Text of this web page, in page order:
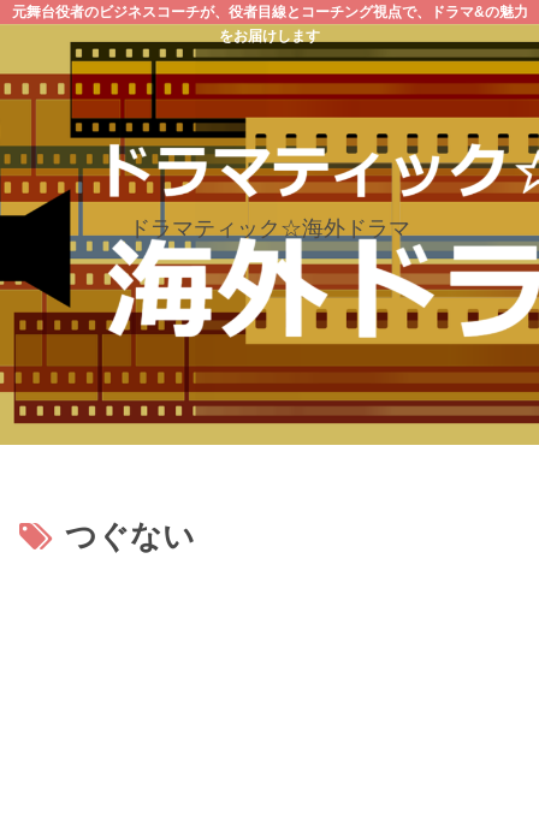
元舞台役者のビジネスコーチが、役者目線とコーチング視点で、ドラマ&の魅力
をお届けします
ドラマティック☆海外ドラマ
つぐない